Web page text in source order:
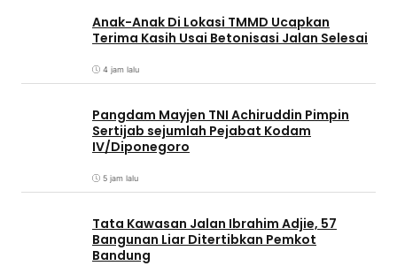
Anak-Anak Di Lokasi TMMD Ucapkan
Terima Kasih Usai Betonisasi Jalan Selesai
4 jam lalu
Pangdam Mayjen TNI Achiruddin Pimpin
Sertijab sejumlah Pejabat Kodam
IV/Diponegoro
5 jam lalu
Tata Kawasan Jalan Ibrahim Adjie, 57
Bangunan Liar Ditertibkan Pemkot
Bandung